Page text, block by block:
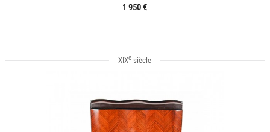
1 950 €
XIXe siècle